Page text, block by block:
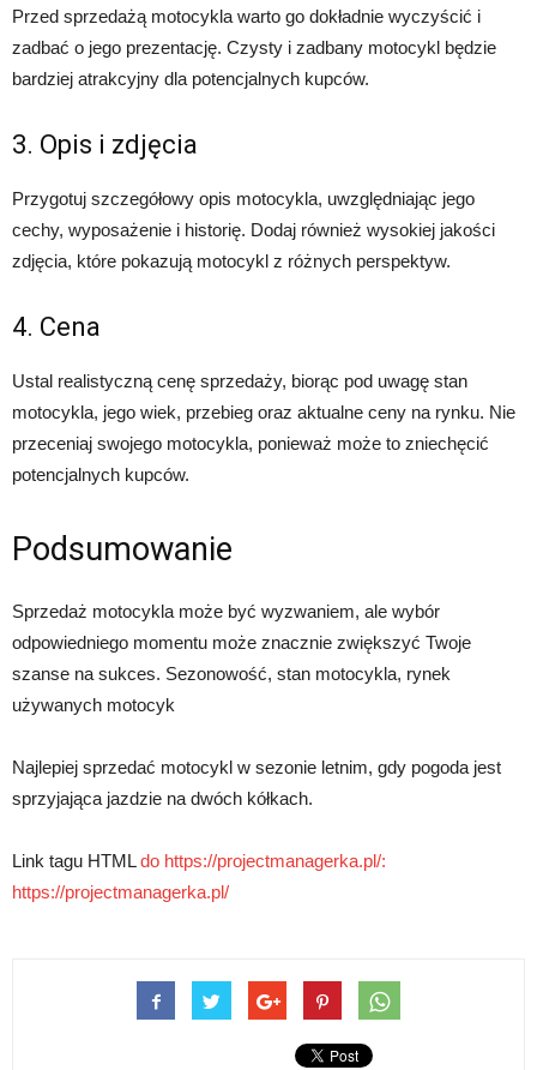
Przed sprzedażą motocykla warto go dokładnie wyczyścić i
zadbać o jego prezentację. Czysty i zadbany motocykl będzie
bardziej atrakcyjny dla potencjalnych kupców.
3. Opis i zdjęcia
Przygotuj szczegółowy opis motocykla, uwzględniając jego
cechy, wyposażenie i historię. Dodaj również wysokiej jakości
zdjęcia, które pokazują motocykl z różnych perspektyw.
4. Cena
Ustal realistyczną cenę sprzedaży, biorąc pod uwagę stan
motocykla, jego wiek, przebieg oraz aktualne ceny na rynku. Nie
przeceniaj swojego motocykla, ponieważ może to zniechęcić
potencjalnych kupców.
Podsumowanie
Sprzedaż motocykla może być wyzwaniem, ale wybór
odpowiedniego momentu może znacznie zwiększyć Twoje
szanse na sukces. Sezonowość, stan motocykla, rynek
używanych motocyk
Najlepiej sprzedać motocykl w sezonie letnim, gdy pogoda jest
sprzyjająca jazdzie na dwóch kółkach.
Link tagu HTMLdo https://projectmanagerka.pl/:
https://projectmanagerka.pl/